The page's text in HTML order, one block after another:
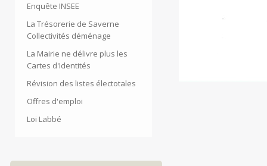
Enquête INSEE
La Trésorerie de Saverne
Collectivités déménage
La Mairie ne délivre plus les
Cartes d'Identités
Révision des listes électotales
Offres d'emploi
Loi Labbé